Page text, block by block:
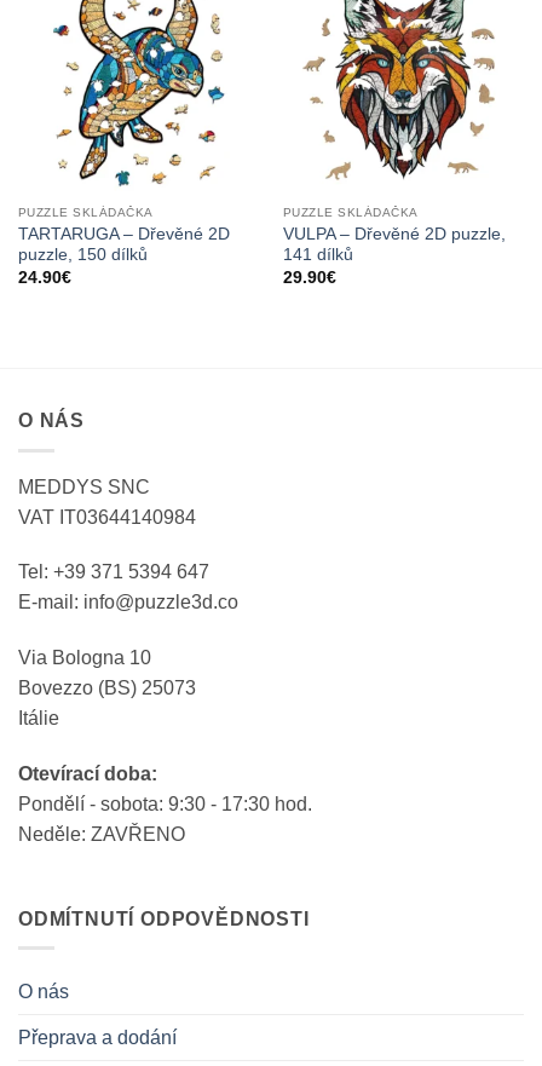
PUZZLE SKLÁDAČKA
TARTARUGA – Dřevěné 2D
puzzle, 150 dílků
24.90€
PUZZLE SKLÁDAČKA
VULPA – Dřevěné 2D puzzle,
141 dílků
29.90€
O NÁS
MEDDYS SNC
VAT IT03644140984
Tel: +39 371 5394 647
E-mail: info@puzzle3d.co
Via Bologna 10
Bovezzo (BS) 25073
Itálie
Otevírací doba:
Pondělí - sobota: 9:30 - 17:30 hod.
Neděle: ZAVŘENO
ODMÍTNUTÍ ODPOVĚDNOSTI
O nás
Přeprava a dodání